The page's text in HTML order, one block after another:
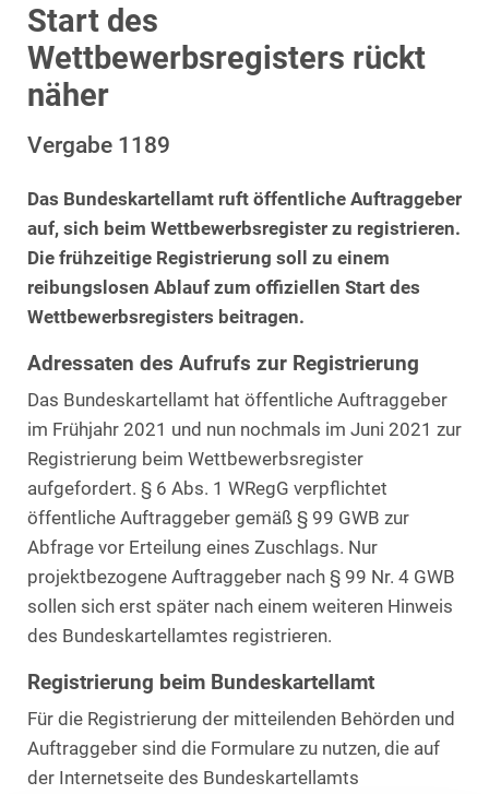
Start des
Wettbewerbsregisters rückt
näher
Vergabe 1189
Das Bundeskartellamt ruft öffentliche Auftraggeber
auf, sich beim Wettbewerbsregister zu registrieren.
Die frühzeitige Registrierung soll zu einem
reibungslosen Ablauf zum offiziellen Start des
Wettbewerbsregisters beitragen.
Adressaten des Aufrufs zur Registrierung
Das Bundeskartellamt hat öffentliche Auftraggeber
im Frühjahr 2021 und nun nochmals im Juni 2021 zur
Registrierung beim Wettbewerbsregister
aufgefordert. § 6 Abs. 1 WRegG verpflichtet
öffentliche Auftraggeber gemäß § 99 GWB zur
Abfrage vor Erteilung eines Zuschlags. Nur
projektbezogene Auftraggeber nach § 99 Nr. 4 GWB
sollen sich erst später nach einem weiteren Hinweis
des Bundeskartellamtes registrieren.
Registrierung beim Bundeskartellamt
Für die Registrierung der mitteilenden Behörden und
Auftraggeber sind die Formulare zu nutzen, die auf
der Internetseite des Bundeskartellamts